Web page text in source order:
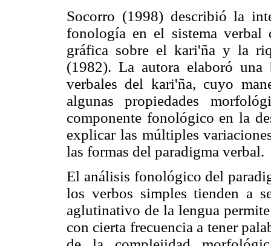
Socorro (1998) describió la
fonología en el sistema verbal
gráfica sobre el kari'ña y la
(1982). La autora elaboró una
verbales del kari'ña, cuyo
algunas propiedades
componente fonológico en la
explicar las múltiples
las formas del paradigma verbal.
El análisis fonológico del
los verbos simples tienden a
aglutinativo de la lengua
con cierta frecuencia a tener